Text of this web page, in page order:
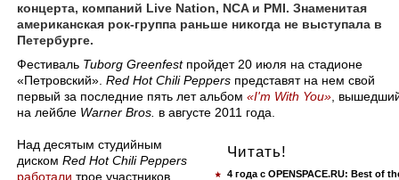
концерта, компаний Live Nation, NCA и PMI. Знаменитая
американская рок-группа раньше никогда не выступала в
Петербурге.
​Фестиваль Tuborg Greenfestпройдет 20 июля на стадионе
«Петровский». Red Hot Chili Peppers представят на нем свой
первый за последние пять лет альбом «I'm With You» ,
на лейбле Warner Bros. в августе 2011 года.
Читать!
4 года с OPENSPACE.RU: Best of
Над десятым студийным
диском Red Hot Chili Peppers
работали трое участников